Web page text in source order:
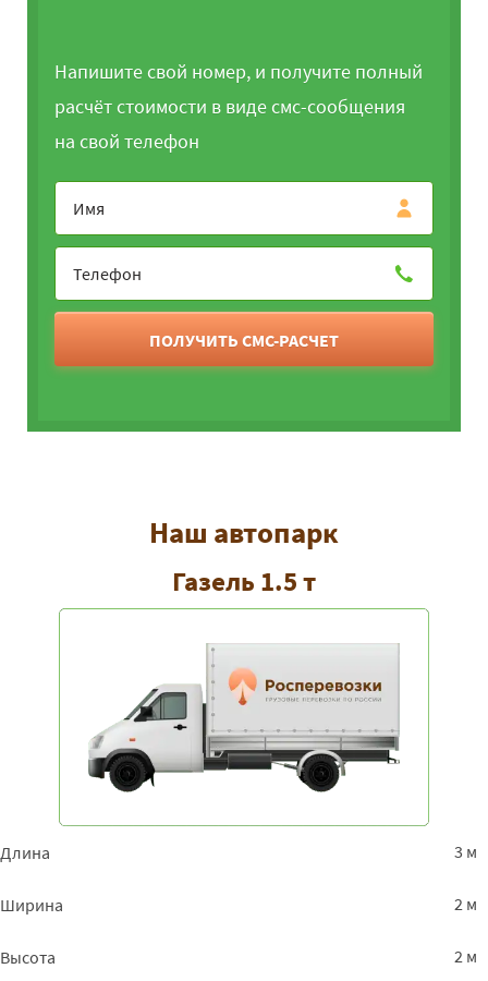
Напишите свой номер, и получите полный
расчёт стоимости в виде смс-сообщения
на свой телефон
ПОЛУЧИТЬ СМС-РАСЧЕТ
Наш автопарк
Газель 1.5 т
Длина 3 м
Ширина 2 м
Высота 2 м